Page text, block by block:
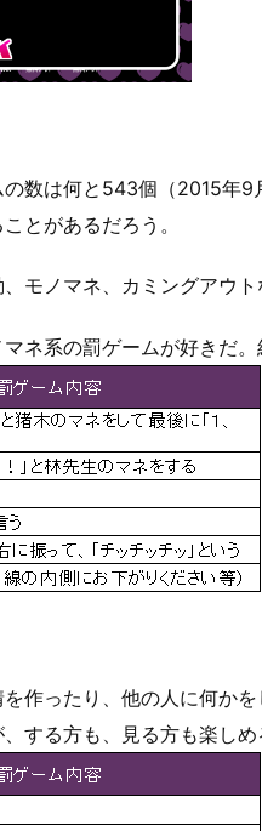
数は何と543個（2015年
とがあるだろう。
モノマネ、カミングアウト
ネ系の罰ゲームが好きだ
作ったり、他の人に何か
する方も、見る方も楽しめ